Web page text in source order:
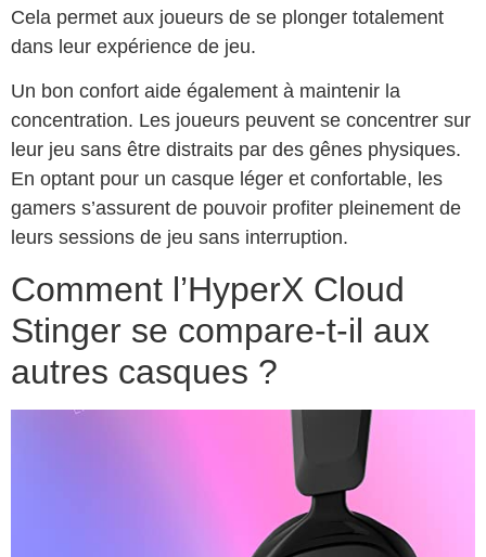
Cela permet aux joueurs de se plonger totalement
dans leur expérience de jeu.
Un bon confort aide également à maintenir la
concentration. Les joueurs peuvent se concentrer sur
leur jeu sans être distraits par des gênes physiques.
En optant pour un casque léger et confortable, les
gamers s’assurent de pouvoir profiter pleinement de
leurs sessions de jeu sans interruption.
Comment l’HyperX Cloud
Stinger se compare-t-il aux
autres casques ?